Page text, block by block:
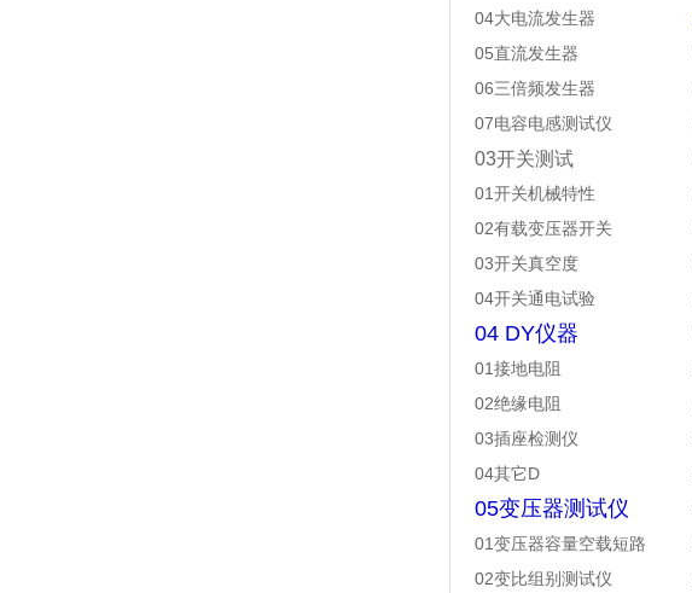
04大电流发生器
05直流发生器
06三倍频发生器
07电容电感测试仪
03开关测试
01开关机械特性
02有载变压器开关
03开关真空度
04开关通电试验
04 DY仪器
01接地电阻
02绝缘电阻
03插座检测仪
04其它D
05变压器测试仪
01变压器容量空载短路
02变比组别测试仪